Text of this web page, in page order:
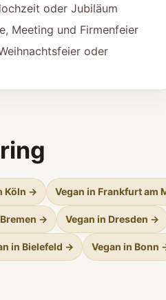
oder Jubiläum
Meeting und Firmenfeier
oder
Köln → Vegan in Frankfurt am
→ Vegan in Dresden →
in Bielefeld → Vegan in Bonn